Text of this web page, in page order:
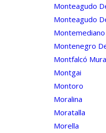
Monteagudo
Monteagudo
Montenegro
Montfalcó
Montgai
Montoro
Moralina
Moratalla
Morella